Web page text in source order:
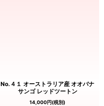
No.４１ オーストラリア産 オオバナ
サンゴ レッドツートン
14,000円(税別)